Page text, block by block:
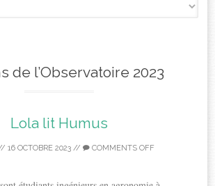
to
de l’Observatoire 2023
Lola lit Humus
16 OCTOBRE 2023 // COMMENTS OFF